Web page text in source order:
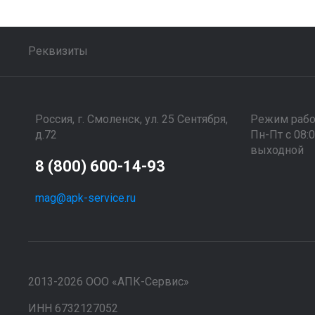
Реквизиты
Россия, г. Смоленск, ул. 25 Сентября,
д.72
8 (800) 600-14-93
mag@apk-service.ru
Режим
Пн-Пт с
выходной
2013-2026 ООО «АПК-Сервис»
ИНН 6732127052